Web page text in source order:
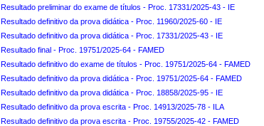
Resultado preliminar do exame de títulos - Proc. 17331/2025-43 - IE
Resultado definitivo da prova didática - Proc. 11960/2025-60 - IE
Resultado definitivo da prova didática - Proc. 17331/2025-43 - IE
Resultado final - Proc. 19751/2025-64 - FAMED
Resultado definitivo do exame de títulos - Proc. 19751/2025-64 - FAMED
Resultado definitivo da prova didática - Proc. 19751/2025-64 - FAMED
Resultado definitivo da prova didática - Proc. 18858/2025-95 - IE
Resultado definitivo da prova escrita - Proc. 14913/2025-78 - ILA
Resultado definitivo da prova escrita - Proc. 19755/2025-42 - FAMED